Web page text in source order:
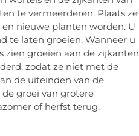
te vermeerderen. Plaats ze
nieuwe planten worden. U
te laten groeien. Wanneer u
zien groeien aan de zijkanten
zodat ze niet met de
de uiteinden van de
groei van grotere
of herfst terug.